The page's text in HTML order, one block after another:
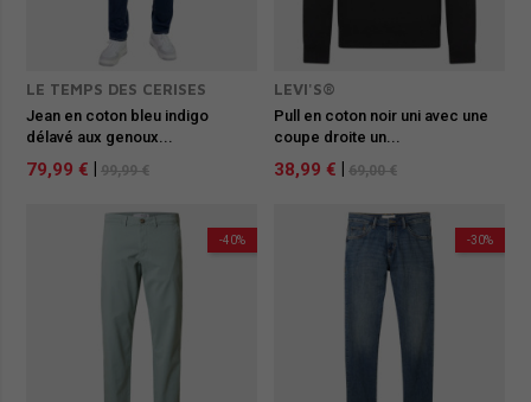
LE TEMPS DES CERISES
Jean en coton bleu indigo
délavé aux genoux...
79,99 € 99,99 €
LEVI'S®
Pull en coton noir uni avec une
coupe droite un...
38,99 € 69,00 €
-40% -30%